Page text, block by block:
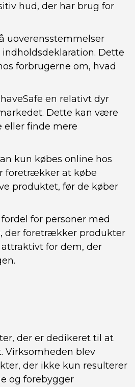
hud, der har brug for
uoverensstemmelser
Dette
forbrugerne om, hvad
en relativt dyr
Dette kan være
eller finde mere
kun købes online hos
foretrækker at købe
produktet, før de køber
for personer med
der foretrækker produkter
for dem, der
der er dedikeret til at
Virksomheden blev
der ikke kun resulterer
og forebygger